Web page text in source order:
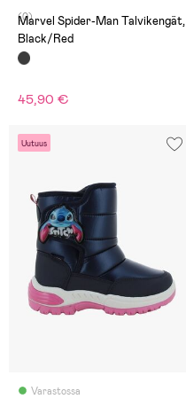
(0)
Marvel Spider-Man Talvikengät,
Black/Red
45,90 €
Uutuus
Varastossa